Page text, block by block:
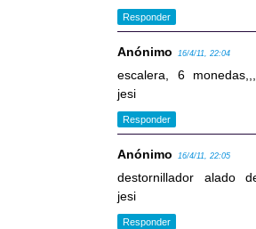
Responder
Anónimo 16/4/11, 22:04
escalera, 6
jesi
Responder
Anónimo 16/4/11, 22:05
destornillador alado
jesi
Responder